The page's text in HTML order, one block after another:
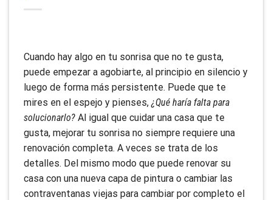
Cuando hay algo en tu sonrisa que no te gusta,
puede empezar a agobiarte, al principio en silencio y
luego de forma más persistente. Puede que te
mires en el espejo y pienses, ¿Qué haría falta para
solucionarlo? Al igual que cuidar una casa que te
gusta, mejorar tu sonrisa no siempre requiere una
renovación completa. A veces se trata de los
detalles. Del mismo modo que puede renovar su
casa con una nueva capa de pintura o cambiar las
contraventanas viejas para cambiar por completo el